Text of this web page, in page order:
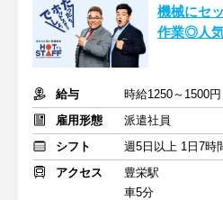
機械にセ
作業◎人
給与
時給1250～1500
雇用形態
派遣社員
シフト
週5日以上 1日7時
アクセス
豊栄駅
車5分